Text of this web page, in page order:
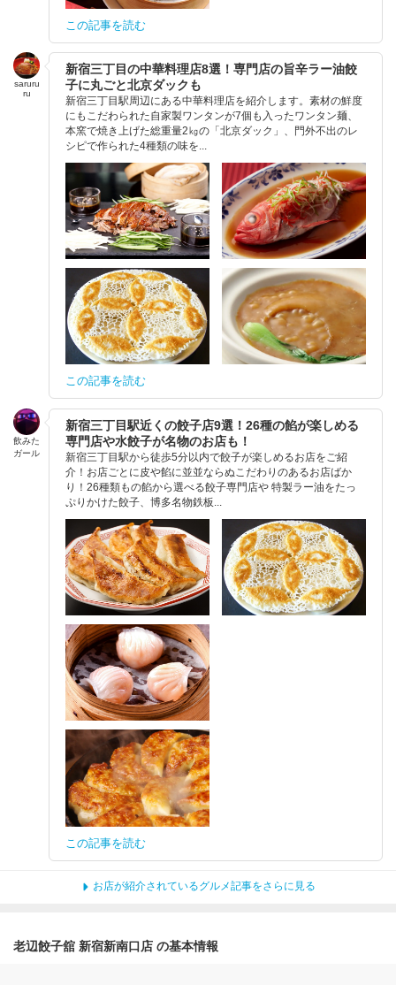
この記事を読む
saruru
ru
新宿三丁目の中華料理店8選！専門店の旨辛ラー油餃
子に丸ごと北京ダックも
新宿三丁目駅周辺にある中華料理店を紹介します。素材の鮮度
にもこだわられた自家製ワンタンが7個も入ったワンタン麺、
本窯で焼き上げた総重量2㎏の「北京ダック」、門外不出のレ
シピで作られた4種類の味を...
この記事を読む
飲みた
ガール
新宿三丁目駅近くの餃子店9選！26種の餡が楽しめる
専門店や水餃子が名物のお店も！
新宿三丁目駅から徒歩5分以内で餃子が楽しめるお店をご紹
介！お店ごとに皮や餡に並並ならぬこだわりのあるお店ばか
り！26種類もの餡から選べる餃子専門店や 特製ラー油をたっ
ぷりかけた餃子、博多名物鉄板...
この記事を読む
お店が紹介されているグルメ記事をさらに見る
老辺餃子舘 新宿新南口店 の基本情報